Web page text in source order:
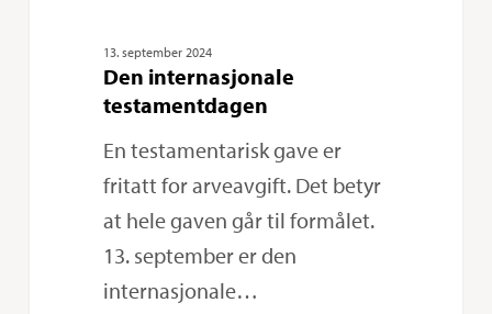
13. september 2024
Den internasjonale
testamentdagen
En testamentarisk gave er
fritatt for arveavgift. Det betyr
at hele gaven går til formålet.
13. september er den
internasjonale…